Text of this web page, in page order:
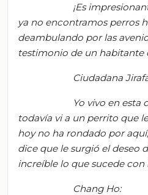
¡Es
ya no encontramos perros
deambulando por las
testimonio de un habitante
Ciudadana
Yo vivo en esta
todavía vi a un perrito que
hoy no ha rondado por
dice que le surgió el deseo
increíble lo que sucede
Chang Ho: